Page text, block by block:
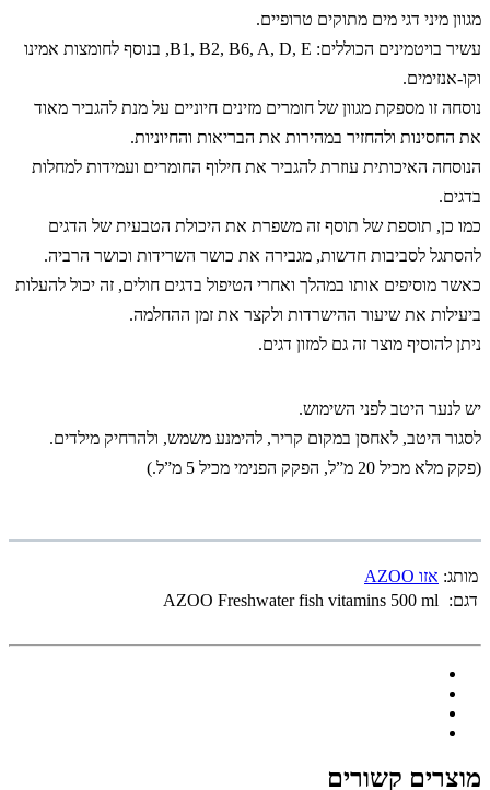
מגוון מיני דגי מים מתוקים טרופיים.
עשיר בויטמינים הכוללים: B1, B2, B6, A, D, E, בנוסף לחומצות אמינו
וקו-אנזימים.
נוסחה זו מספקת מגוון של חומרים מזינים חיוניים על מנת להגביר מאוד
את החסינות ולהחזיר במהירות את הבריאות והחיוניות.
הנוסחה האיכותית עוזרת להגביר את חילוף החומרים ועמידות למחלות
בדגים.
כמו כן, תוספת של תוסף זה משפרת את היכולת הטבעית של הדגים
להסתגל לסביבות חדשות, מגבירה את כושר השרידות וכושר הרביה.
כאשר מוסיפים אותו במהלך ואחרי הטיפול בדגים חולים, זה יכול להעלות
ביעילות את שיעור ההישרדות ולקצר את זמן ההחלמה.
ניתן להוסיף מוצר זה גם למזון דגים.
יש לנער היטב לפני השימוש.
לסגור היטב, לאחסן במקום קריר, להימנע משמש, ולהרחיק מילדים.
(פקק מלא מכיל 20 מ”ל, הפקק הפנימי מכיל 5 מ”ל.)
מותג: אזו AZOO
דגם:
AZOO Freshwater fish vitamins 500 ml
מוצרים קשורים